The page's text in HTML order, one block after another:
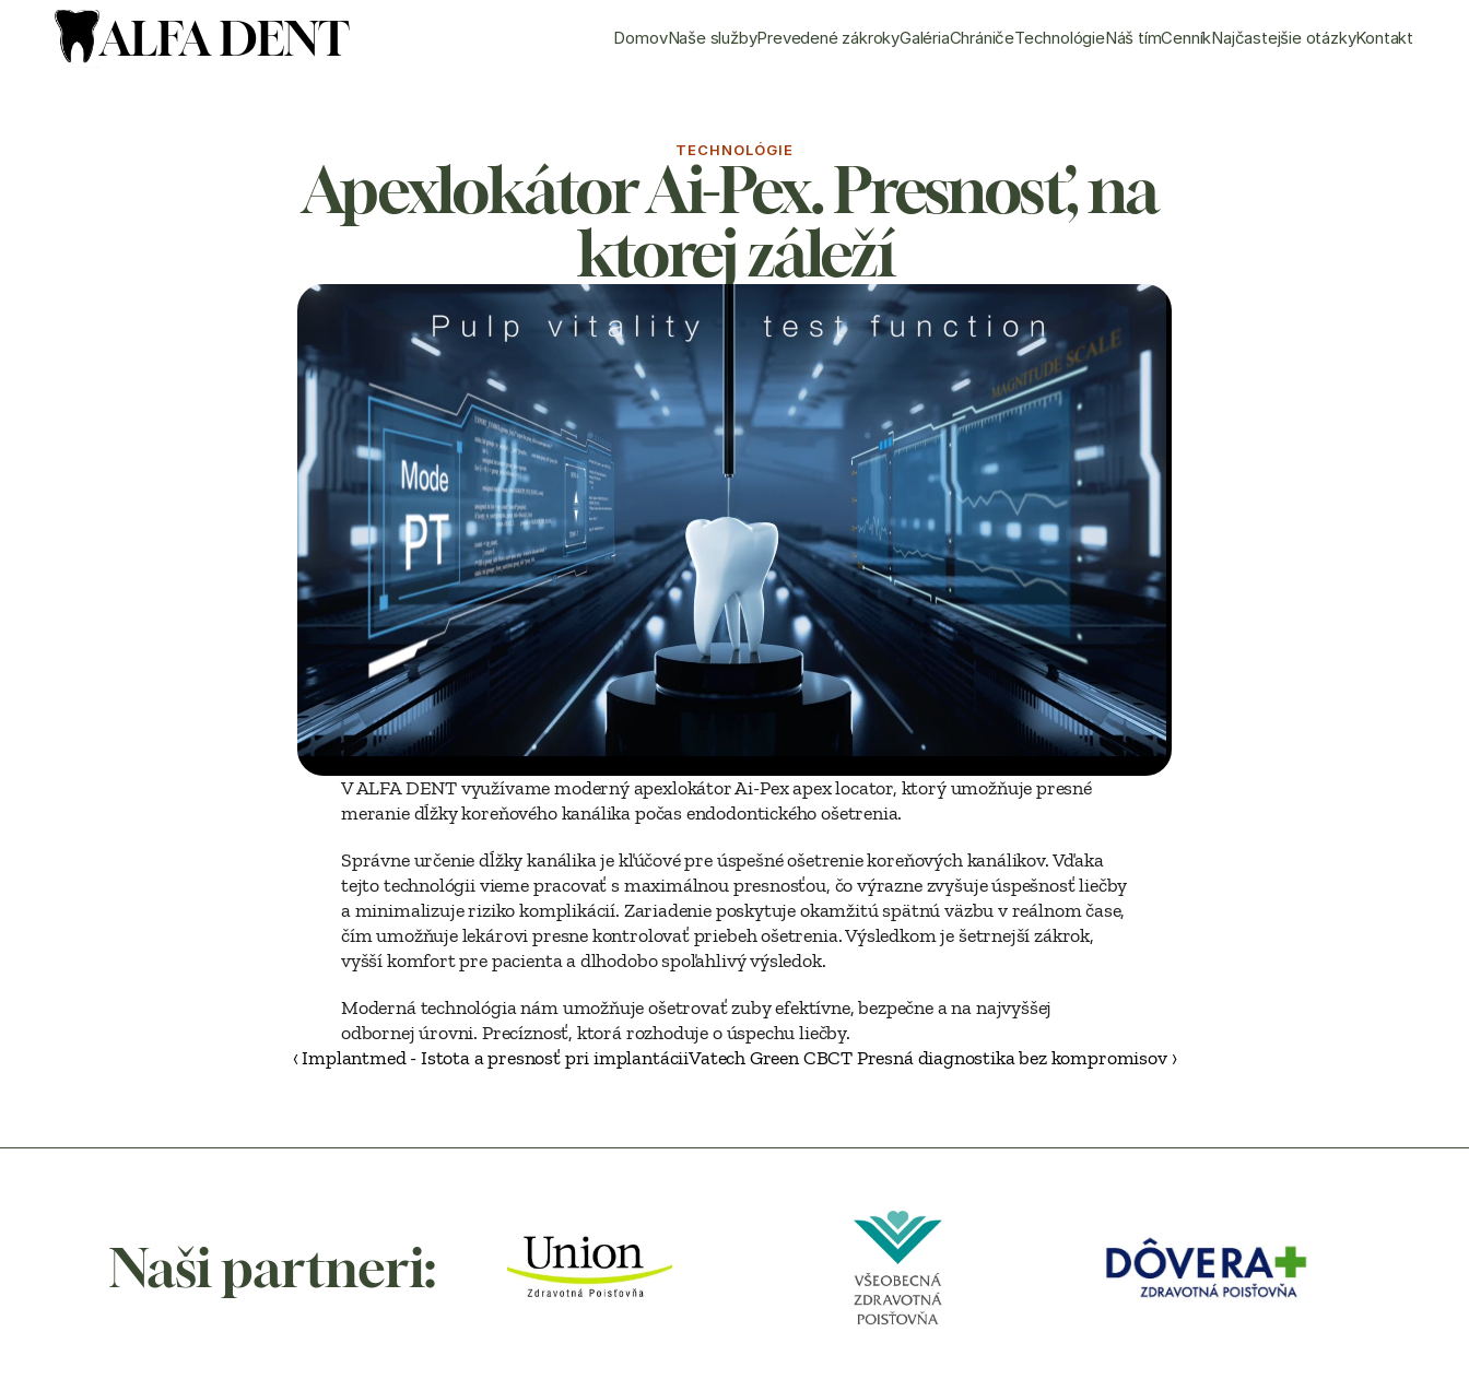
ALFA DENT DomovNaše službyPrevedené zákrokyGalériaChráničeTechnológieNáš tímCenníkNajčastejšie otázkyKontakt
TECHNOLÓGIE
Apexlokátor Ai-Pex. Presnosť, na
ktorej záleží
V ALFA DENT využívame moderný apexlokátor Ai-Pex apex locator, ktorý umožňuje presné
meranie dĺžky koreňového kanálika počas endodontického ošetrenia.
Správne určenie dĺžky kanálika je kľúčové pre úspešné ošetrenie koreňových kanálikov. Vďaka
tejto technológii vieme pracovať s maximálnou presnosťou, čo výrazne zvyšuje úspešnosť liečby
a minimalizuje riziko komplikácií. Zariadenie poskytuje okamžitú spätnú väzbu v reálnom čase,
čím umožňuje lekárovi presne kontrolovať priebeh ošetrenia. Výsledkom je šetrnejší zákrok,
vyšší komfort pre pacienta a dlhodobo spoľahlivý výsledok.
Moderná technológia nám umožňuje ošetrovať zuby efektívne, bezpečne a na najvyššej
odbornej úrovni. Precíznosť, ktorá rozhoduje o úspechu liečby.
‹ Implantmed - Istota a presnosť pri implantáciiVatech Green CBCT Presná diagnostika bez kompromisov ›
Naši partneri: